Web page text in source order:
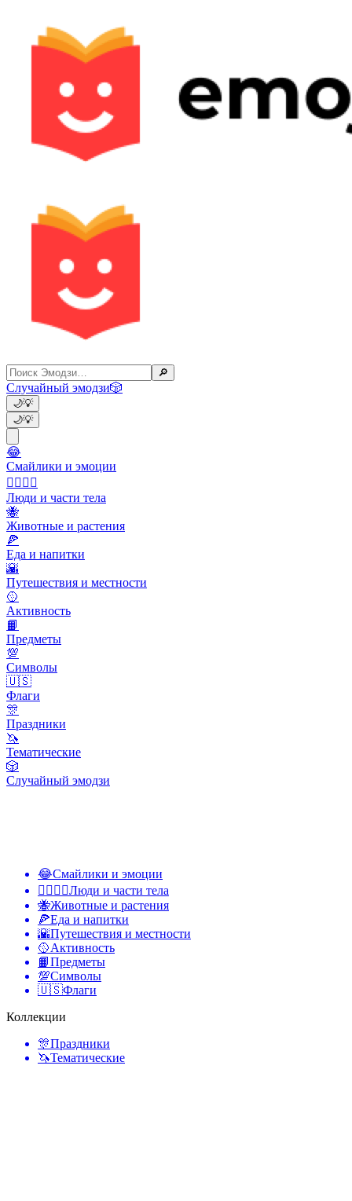
🔎
Случайный эмодзи🎲
🌙💡
🌙💡
😂
Смайлики и эмоции
👩‍❤️‍💋‍👨
Люди и части тела
🐝
Животные и растения
🍕
Еда и напитки
🌇
Путешествия и местности
🥎
Активность
📙
Предметы
💯
Символы
🇺🇸
Флаги
🎊
Праздники
🦄
Тематические
🎲
Случайный эмодзи
😂Смайлики и эмоции
👩‍❤️‍💋‍👨Люди и части тела
🐝Животные и растения
🍕Еда и напитки
🌇Путешествия и местности
🥎Активность
📙Предметы
💯Символы
🇺🇸Флаги
Коллекции
🎊Праздники
🦄Тематические